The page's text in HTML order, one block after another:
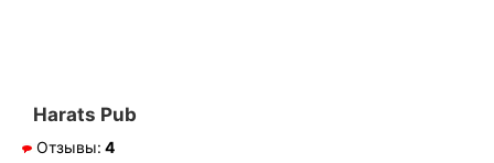
Harats Pub
Отзывы: 4